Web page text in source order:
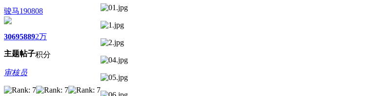
骏马190808
3069
主题
5889
帖子
2万
积分
审核员